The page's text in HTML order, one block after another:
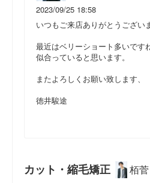
2023/09/25 18:58
いつもご来店ありがとうござい
最近はベリーショート多いですね
似合っていると思います。
またよろしくお願い致します、
徳井駿途
カット・縮毛矯正 栢